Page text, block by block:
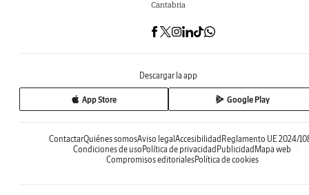
Cantabria
Descargar la app
App Store Google Play
ContactarQuiénes somosAviso legal Accesibilidad Reglamento UE 2024/
Condiciones de uso Política de privacidad Publicidad Mapa web
Compromisos editorialesPolítica de cookies